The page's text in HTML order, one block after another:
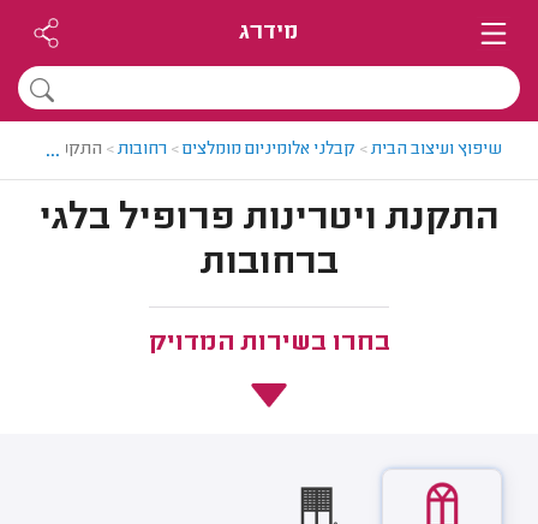
מידרג
שיפוץ ועיצוב הבית> קבלני אלומיניום מומלצים> רחובות> התקנת...
התקנת ויטרינות פרופיל בלגי
ברחובות
בחרו בשירות המדויק